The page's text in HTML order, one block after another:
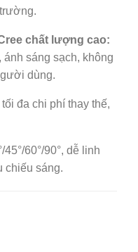
chất lượng cao:
ánh sáng sạch, không
dùng.
tối đa chi phí thay thế,
45°/60°/90°, dễ linh
chiếu sáng.